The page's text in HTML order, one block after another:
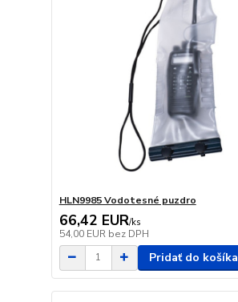
HLN9985 Vodotesné puzdro
66,42 EUR/ks
54,00 EUR bez DPH
Pridať do košíka